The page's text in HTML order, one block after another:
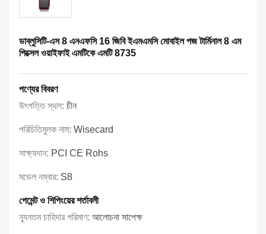
ডাব্লুসিটি-এস 8 এনএফসি 16 জিবি ইএমএমসি মোবাইল পজ টার্মিনাল 8 এম
পিক্সেল ওয়াইফাই এমটিকে এমটি 8735
পণ্যের বিবরণ
উৎপত্তি স্থল: চীন
পরিচিতিমুলক নাম: Wisecard
সাক্ষ্যদান: PCI CE Rohs
মডেল নম্বার: S8
পেমেন্ট ও শিপিংয়ের শর্তাবলী
ন্যূনতম চাহিদার পরিমাণ: আলোচনা সাপেক্ষ